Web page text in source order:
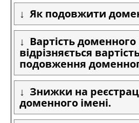
Як подовжити
Вартість
відрізняється
подовження
Знижки на
доменного імені.